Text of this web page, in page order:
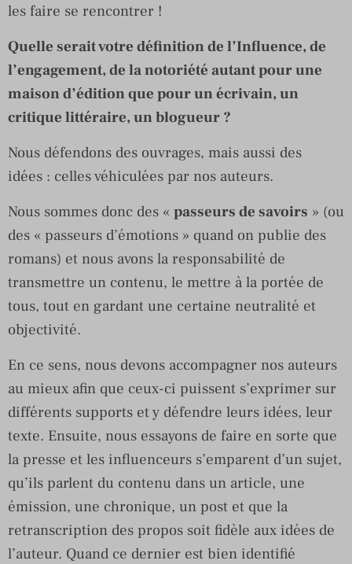
les faire se rencontrer !
Quelle serait votre définition de l’Influence, de
l’engagement, de la notoriété autant pour une
maison d’édition que pour un écrivain, un
critique littéraire, un blogueur ?
Nous défendons des ouvrages, mais aussi des
idées : celles véhiculées par nos auteurs.
Nous sommes donc des « passeurs de savoirs » (ou
des « passeurs d’émotions » quand on publie des
romans) et nous avons la responsabilité de
transmettre un contenu, le mettre à la portée de
tous, tout en gardant une certaine neutralité et
objectivité.
En ce sens, nous devons accompagner nos auteurs
au mieux afin que ceux-ci puissent s’exprimer sur
différents supports et y défendre leurs idées, leur
texte. Ensuite, nous essayons de faire en sorte que
la presse et les influenceurs s’emparent d’un sujet,
qu’ils parlent du contenu dans un article, une
émission, une chronique, un post et que la
retranscription des propos soit fidèle aux idées de
l’auteur. Quand ce dernier est bien identifié